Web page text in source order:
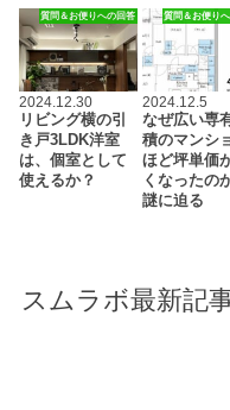
質問＆お便りへの回答
2024.12.30
リビング横の引
き戸3LDK洋室
は、個室として
使えるか？
質問＆お便り
2024.12.5
なぜ広い専
積のマンシ
ほど坪単価
くなったの
謎に迫る
スムラボ最新記